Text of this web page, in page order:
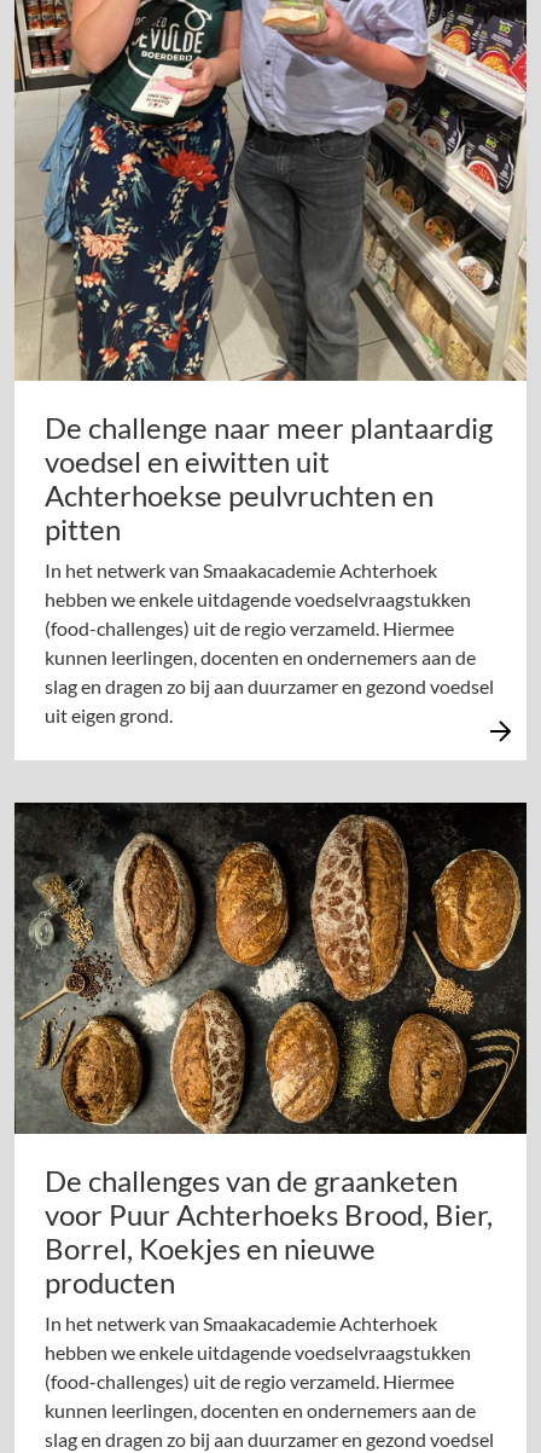
De challenge naar meer plantaardig
voedsel en eiwitten uit
Achterhoekse peulvruchten en
pitten
In het netwerk van Smaakacademie Achterhoek
hebben we enkele uitdagende voedselvraagstukken
(food-challenges) uit de regio verzameld. Hiermee
kunnen leerlingen, docenten en ondernemers aan de
slag en dragen zo bij aan duurzamer en gezond voedsel
uit eigen grond.
De challenges van de graanketen
voor Puur Achterhoeks Brood, Bier,
Borrel, Koekjes en nieuwe
producten
In het netwerk van Smaakacademie Achterhoek
hebben we enkele uitdagende voedselvraagstukken
(food-challenges) uit de regio verzameld. Hiermee
kunnen leerlingen, docenten en ondernemers aan de
slag en dragen zo bij aan duurzamer en gezond voedsel